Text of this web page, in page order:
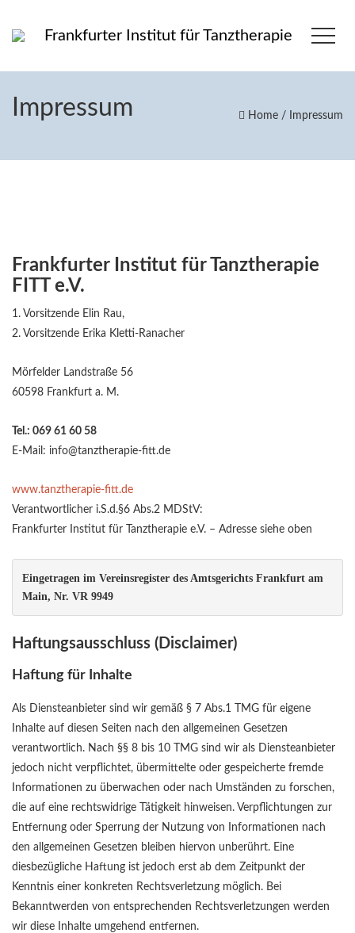
Frankfurter Institut für Tanztherapie
Impressum Home / Impressum
Frankfurter Institut für Tanztherapie
FITT e.V.
1. Vorsitzende Elin Rau,
2. Vorsitzende Erika Kletti-Ranacher
Mörfelder Landstraße 56
60598 Frankfurt a. M.
Tel.: 069 61 60 58
E-Mail: info@tanztherapie-fitt.de
www.tanztherapie-fitt.de
Verantwortlicher i.S.d.§6 Abs.2 MDStV:
Frankfurter Institut für Tanztherapie e.V. – Adresse siehe oben
Eingetragen im Vereinsregister des Amtsgerichts Frankfurt am
Main, Nr. VR 9949
Haftungsausschluss (Disclaimer)
Haftung für Inhalte
Als Diensteanbieter sind wir gemäß § 7 Abs.1 TMG für eigene
Inhalte auf diesen Seiten nach den allgemeinen Gesetzen
verantwortlich. Nach §§ 8 bis 10 TMG sind wir als Diensteanbieter
jedoch nicht verpflichtet, übermittelte oder gespeicherte fremde
Informationen zu überwachen oder nach Umständen zu forschen,
die auf eine rechtswidrige Tätigkeit hinweisen. Verpflichtungen zur
Entfernung oder Sperrung der Nutzung von Informationen nach
den allgemeinen Gesetzen bleiben hiervon unberührt. Eine
diesbezügliche Haftung ist jedoch erst ab dem Zeitpunkt der
Kenntnis einer konkreten Rechtsverletzung möglich. Bei
Bekanntwerden von entsprechenden Rechtsverletzungen werden
wir diese Inhalte umgehend entfernen.